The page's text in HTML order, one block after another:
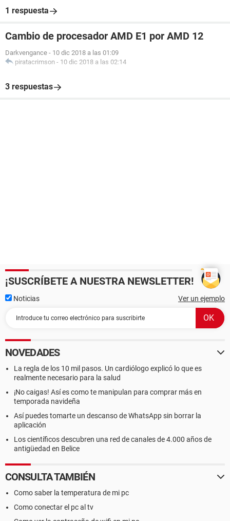
1 respuesta
Cambio de procesador AMD E1 por AMD 12
Darkvengance - 10 dic 2018 a las 01:09
piratacrimson - 10 dic 2018 a las 02:14
3 respuestas
¡SUSCRÍBETE A NUESTRA NEWSLETTER!
Noticias Ver un ejemplo
NOVEDADES
La regla de los 10 mil pasos. Un cardiólogo explicó lo que es
realmente necesario para la salud
¡No caigas! Así es como te manipulan para comprar más en
temporada navideña
Así puedes tomarte un descanso de WhatsApp sin borrar la
aplicación
Los científicos descubren una red de canales de 4.000 años de
antigüedad en Belice
CONSULTA TAMBIÉN
Como saber la temperatura de mi pc
Como conectar el pc al tv